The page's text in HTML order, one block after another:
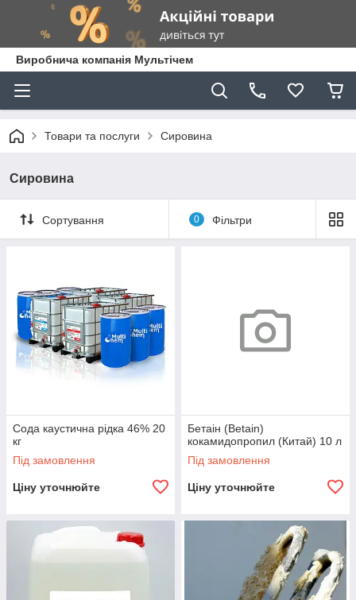
Виробнича компанія Мультічем
Товари та послуги Сировина
Сировина
Сортування 0 Фільтри
Сода каустична рідка 46% 20
кг
Під замовлення
Ціну уточнюйте
Бетаін (Betain)
кокамидопропил (Китай) 10 л
Під замовлення
Ціну уточнюйте